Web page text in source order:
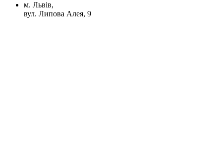
м. Львів,
вул. Липова Алея, 9